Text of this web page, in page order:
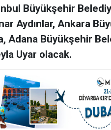
Büyükşehir
Aydınlar, Ankara
Adana Büyükşehir
Uyar olacak.